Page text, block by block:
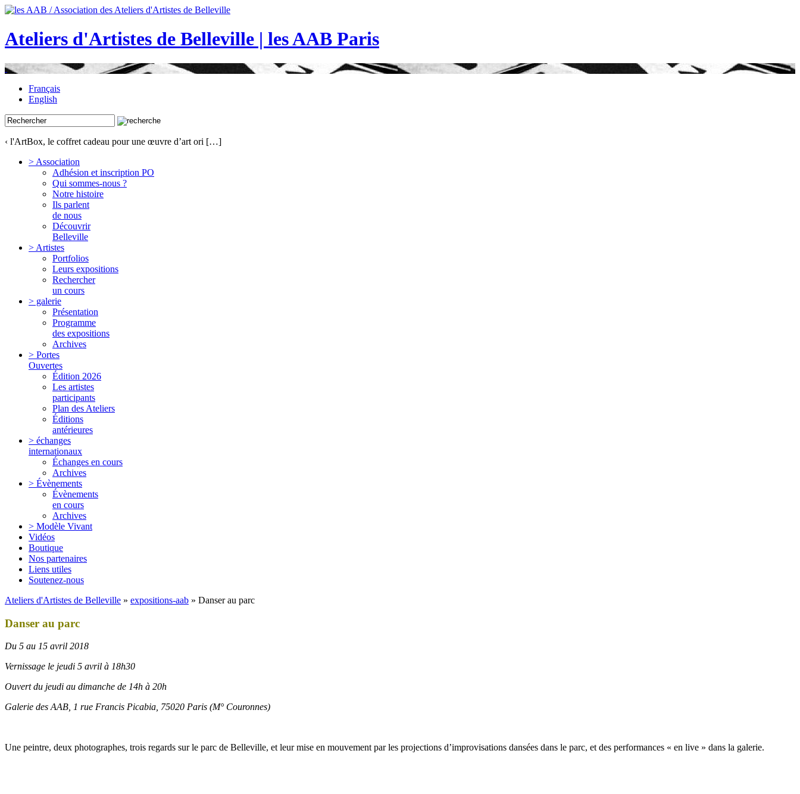
Ateliers d'Artistes de Belleville | les AAB Paris
Français
English
‹ l'ArtBox, le coffret cadeau pour une œuvre d’art ori […]
> Association
Adhésion et inscription PO
Qui sommes-nous ?
Notre histoire
Ils parlent
de nous
Découvrir
Belleville
> Artistes
Portfolios
Leurs expositions
Rechercher
un cours
> galerie
Présentation
Programme
des expositions
Archives
> Portes
Ouvertes
Édition 2026
Les artistes
participants
Plan des Ateliers
Éditions
antérieures
> échanges
internationaux
Échanges en cours
Archives
> Évènements
Évènements
en cours
Archives
> Modèle Vivant
Vidéos
Boutique
Nos partenaires
Liens utiles
Soutenez-nous
Ateliers d'Artistes de Belleville » expositions-aab » Danser au parc
Danser au parc
Du 5 au 15 avril 2018
Vernissage le jeudi 5 avril à 18h30
Ouvert du jeudi au dimanche de 14h à 20h
Galerie des AAB, 1 rue Francis Picabia, 75020 Paris (M° Couronnes)
Une peintre, deux photographes, trois regards sur le parc de Belleville, et leur mise en mouvement par les projections d’improvisations dansées dans le parc, et des performances « en live » dans la galerie.